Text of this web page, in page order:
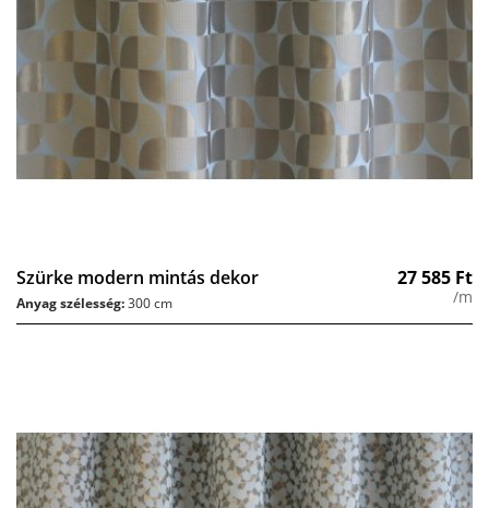
Szürke modern mintás dekor 27 585 Ft
/m
Anyag szélesség:300 cm